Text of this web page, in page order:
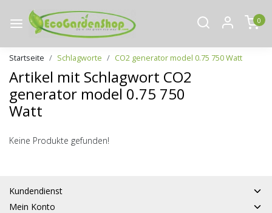
0
Startseite Schlagworte CO2 generator model 0.75 750 Watt
Artikel mit Schlagwort CO2
generator model 0.75 750
Watt
Keine Produkte gefunden!
Kundendienst
Mein Konto